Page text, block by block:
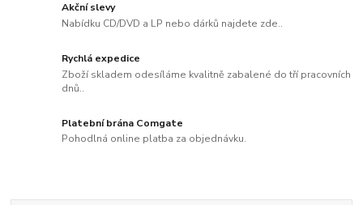
Akční slevy
Nabídku CD/DVD a LP nebo dárků najdete zde..
Rychlá expedice
Zboží skladem odesíláme kvalitně zabalené do tří pracovních
dnů..
Platební brána Comgate
Pohodlná online platba za objednávku.